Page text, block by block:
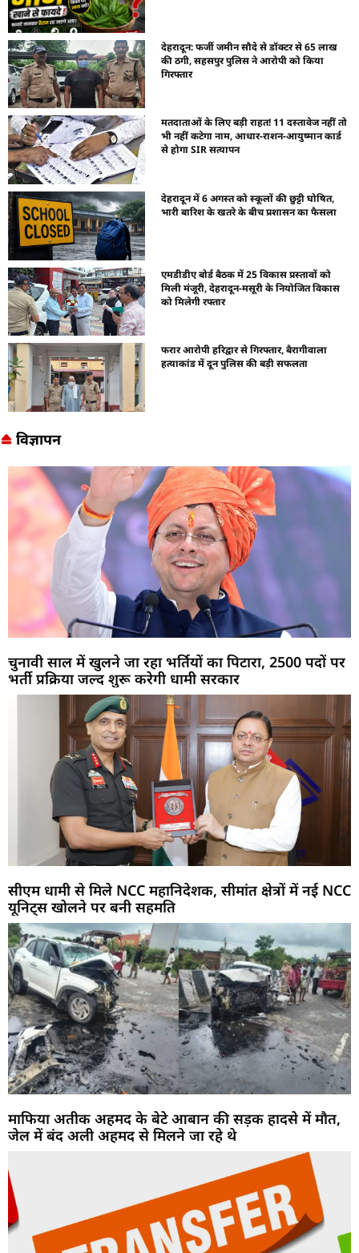
देहरादून: फर्जी जमीन सौदे से डॉक्टर से 65 लाख
की ठगी, सहसपुर पुलिस ने आरोपी को किया
गिरफ्तार
मतदाताओं के लिए बड़ी राहत! 11 दस्तावेज नहीं तो
भी नहीं कटेगा नाम, आधार-राशन-आयुष्मान कार्ड
से होगा SIR सत्यापन
देहरादून में 6 अगस्त को स्कूलों की छुट्टी घोषित,
भारी बारिश के खतरे के बीच प्रशासन का फैसला
एमडीडीए बोर्ड बैठक में 25 विकास प्रस्तावों को
मिली मंजूरी, देहरादून-मसूरी के नियोजित विकास
को मिलेगी रफ्तार
फरार आरोपी हरिद्वार से गिरफ्तार, बैरागीवाला
हत्याकांड में दून पुलिस की बड़ी सफलता
विज्ञापन
चुनावी साल में खुलने जा रहा भर्तियों का पिटारा, 2500 पदों पर
भर्ती प्रक्रिया जल्द शुरू करेगी धामी सरकार
सीएम धामी से मिले NCC महानिदेशक, सीमांत क्षेत्रों में नई NCC
यूनिट्स खोलने पर बनी सहमति
माफिया अतीक अहमद के बेटे आबान की सड़क हादसे में मौत,
जेल में बंद अली अहमद से मिलने जा रहे थे